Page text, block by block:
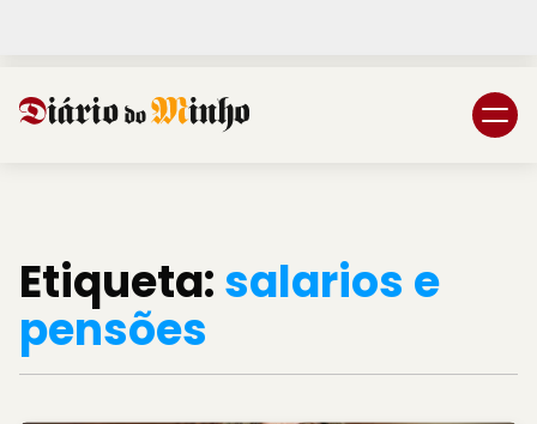
Etiqueta:salarios e
pensões